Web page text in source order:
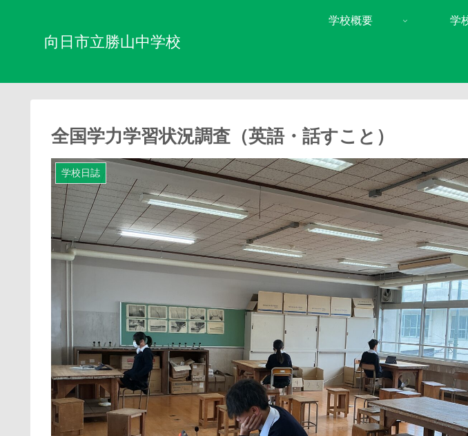
向日市立勝山中学校
学校概要 学
全国学力学習状況調査（英語・話すこと）
学校日誌